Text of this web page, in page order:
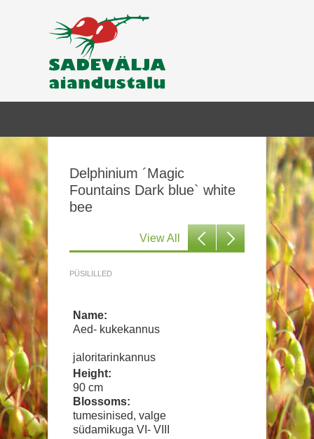
Delphinium ´Magic
Fountains Dark blue` white
bee
View All
PÜSILILLED
Name:
Aed- kukekannus
jaloritarinkannus
Height:
90 cm
Blossoms:
tumesinised, valge
südamikuga VI- VIII